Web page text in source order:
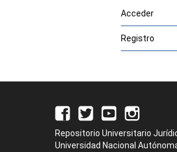
Acceder
Registro
Repositorio Universitario
Universidad Nacional